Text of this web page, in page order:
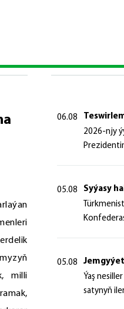
uçurymlaryna,
milli
06.08
2026-njy
05.08
Syýasy
05.08
Jemgyýet
Ýaş
sa­ty­nyň